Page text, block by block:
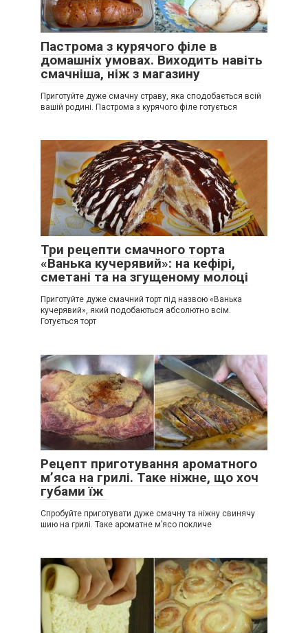
Пастрома з курячого філе в
домашніх умовах. Виходить навіть
смачніша, ніж з магазину
Приготуйте дуже смачну страву, яка сподобається всій
вашій родині. Пастрома з курячого філе готується
Три рецепти смачного торта
«Ванька кучерявий»: на кефірі,
сметані та на згущеному молоці
Приготуйте дуже смачний торт під назвою «Ванька
кучерявий», який подобаються абсолютно всім.
Готується торт
Рецепт приготування ароматного
м’яса на грилі. Таке ніжне, що хоч
губами їж
Спробуйте приготувати дуже смачну та ніжну свинячу
шию на грилі. Таке ароматне м’ясо покличе